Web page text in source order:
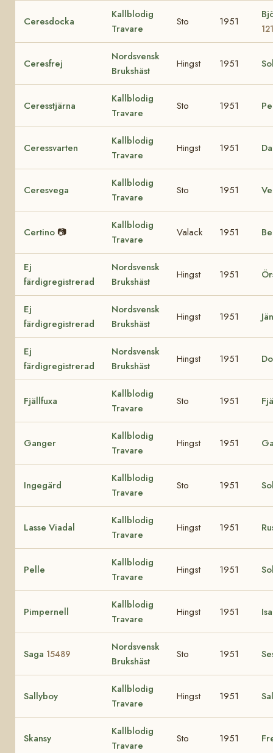
Ceresdocka
Kallblodig
Travare
Sto 1951
Ceresfrej
Nordsvensk
Brukshäst
Hingst 1951
Ceresstjärna
Kallblodig
Travare
Sto 1951
Ceressvarten
Kallblodig
Travare
Hingst 1951
Ceresvega
Kallblodig
Travare
Sto 1951
Certino 📷
Kallblodig
Travare
Valack 1951
Ej
färdigregistrerad
Nordsvensk
Brukshäst
Hingst 1951
Ej
färdigregistrerad
Nordsvensk
Brukshäst
Hingst 1951
Ej
färdigregistrerad
Nordsvensk
Brukshäst
Hingst 1951
Fjällfuxa
Kallblodig
Travare
Sto 1951
Ganger
Kallblodig
Travare
Hingst 1951
Ingegärd
Kallblodig
Travare
Sto 1951
Lasse Viadal
Kallblodig
Travare
Hingst 1951
Pelle
Kallblodig
Travare
Hingst 1951
Pimpernell
Kallblodig
Travare
Hingst 1951
Saga 15489
Nordsvensk
Brukshäst
Sto 1951
Sallyboy
Kallblodig
Travare
Hingst 1951
Skansy
Kallblodig
Travare
Sto 1951